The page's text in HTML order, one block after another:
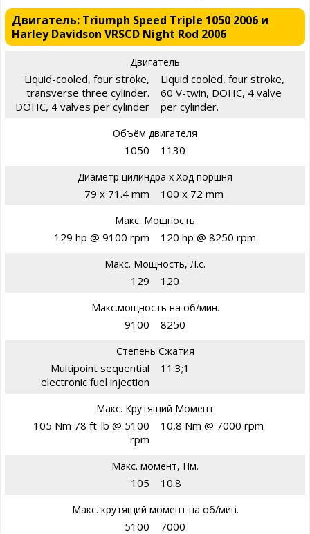
Двигатель: Triumph Speed Triple 1050 2006 и
Harley Davidson VRSCD Night Rod 2006
Двигатель
Liquid-cooled, four stroke,
transverse three cylinder.
DOHC, 4 valves per cylinder
Liquid cooled, four stroke,
60 V-twin, DOHC, 4 valve
per cylinder.
Объём двигателя
1050 1130
Диаметр цилиндра х Ход поршня
79 x 71.4 mm 100 x 72 mm
Макс. Мощность
129 hp @ 9100 rpm 120 hp @ 8250 rpm
Макс. Мощность, Л.с.
129 120
Макс.мощность на об/мин.
9100 8250
Степень Сжатия
Multipoint sequential
electronic fuel injection
11.3;1
Макс. Крутящий Момент
105 Nm 78 ft-lb @ 5100
rpm
10,8 Nm @ 7000 rpm
Макс. момент, Нм.
105 10.8
Макс. крутящий момент на об/мин.
5100 7000